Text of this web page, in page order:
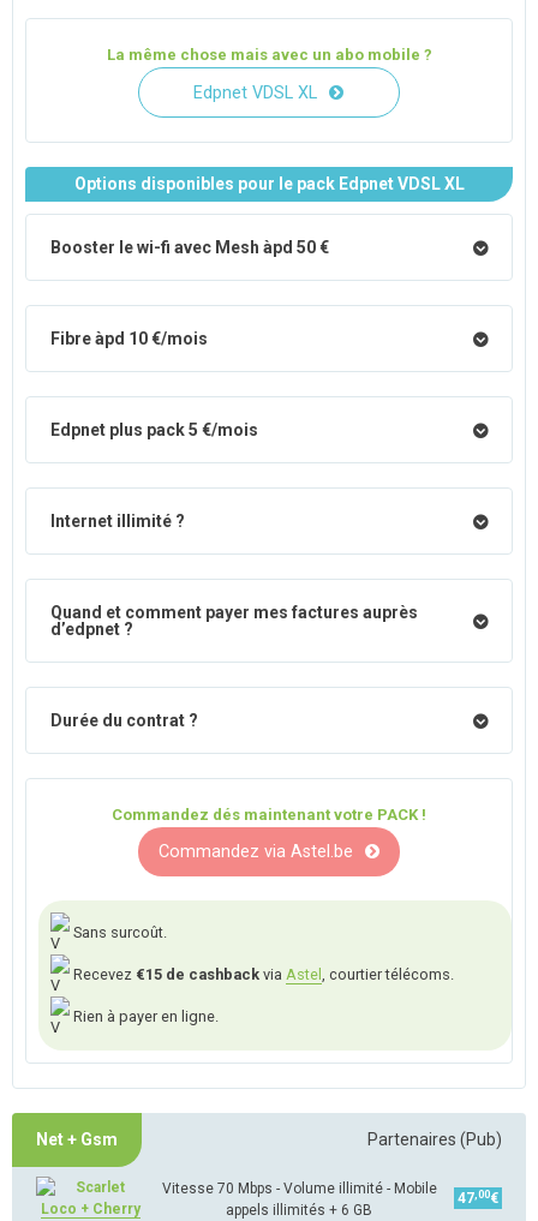
La même chose mais avec un abo mobile ?
Edpnet VDSL XL
Options disponibles pour le pack Edpnet VDSL XL
Booster le wi-fi avec Mesh àpd 50 €
Fibre àpd 10 €/mois
Edpnet plus pack 5 €/mois
Internet illimité ?
Quand et comment payer mes factures auprès
d’edpnet ?
Durée du contrat ?
Commandez dés maintenant votre PACK !
Commandez via Astel.be
Sans surcoût.
Recevez €15 de cashback via Astel , courtier télécoms.
Rien à payer en ligne.
Net + Gsm Partenaires (Pub)
Loco + Cherry
Vitesse 70 Mbps - Volume illimité - Mobile
appels illimités + 6 GB
47 ,00€